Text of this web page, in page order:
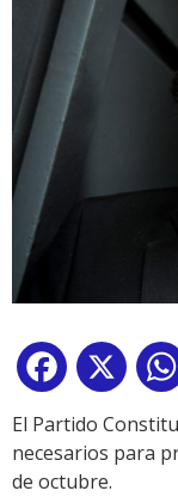
Facebook
X
El Partido
necesarios para
de octubre.